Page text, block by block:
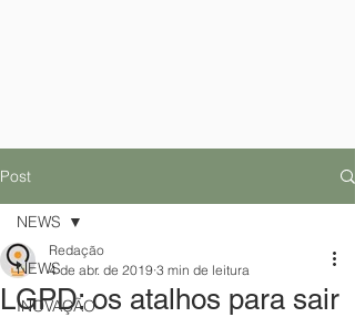
Post
NEWS
INOVAÇÃO
NEWS
LGPD: os atalhos para sair
Redação
4 de abr. de 2019 3 min de leitura